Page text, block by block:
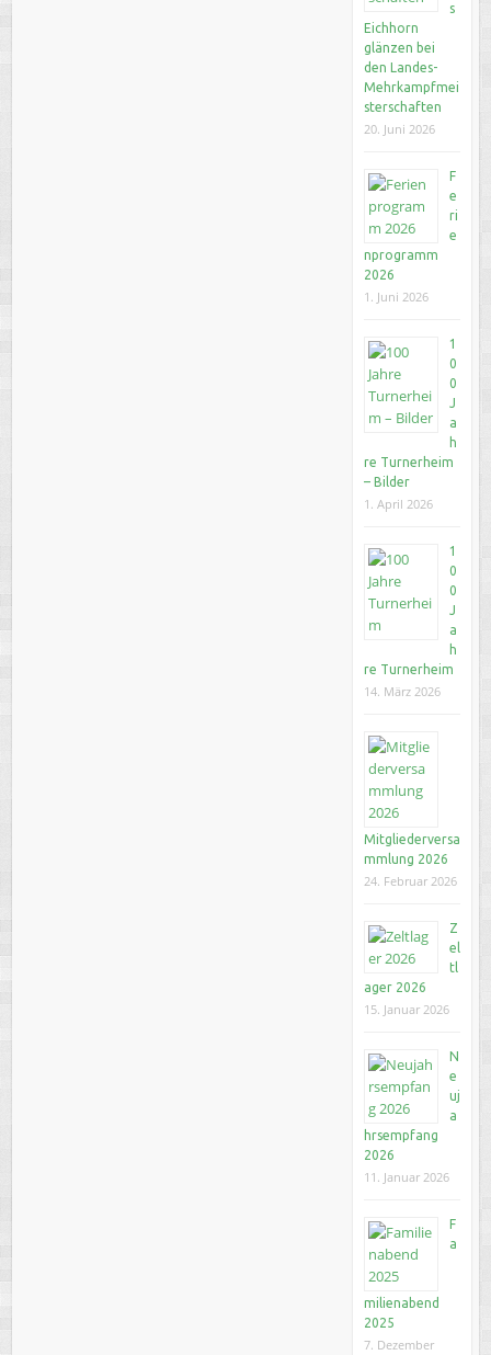
s
Eichhorn
glänzen bei
den Landes-
Mehrkampfmei
sterschaften
20. Juni 2026
F
e
ri
e
nprogramm
2026
1. Juni 2026
1
0
0
J
a
h
re Turnerheim
– Bilder
1. April 2026
1
0
0
J
a
h
re Turnerheim
14. März 2026
Mitgliederversa
mmlung 2026
24. Februar 2026
Z
el
tl
ager 2026
15. Januar 2026
N
e
uj
a
hrsempfang
2026
11. Januar 2026
F
a
milienabend
2025
7. Dezember